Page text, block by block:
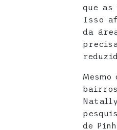
que as
Isso
da
de